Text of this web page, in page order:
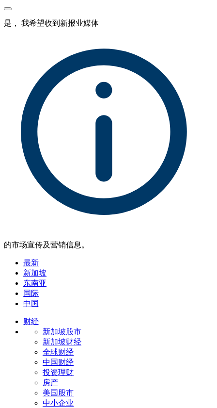
是， 我希望收到新报业媒体
的市场宣传及营销信息。
最新
新加坡
东南亚
国际
中国
财经
新加坡股市
新加坡财经
全球财经
中国财经
投资理财
房产
美国股市
中小企业